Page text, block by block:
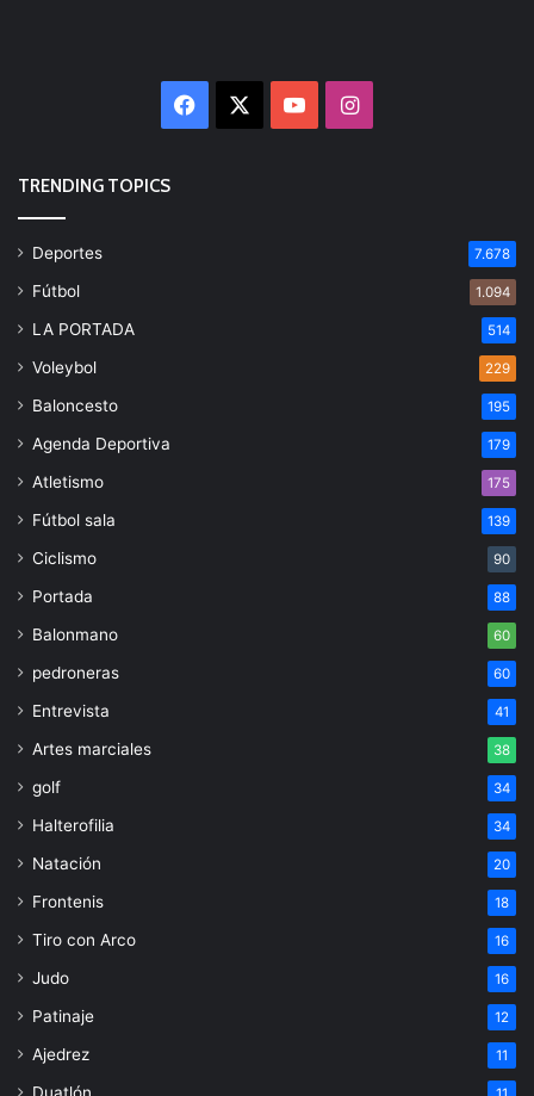
Facebook YouTubeInstagram
TRENDING TOPICS
Deportes 7.678
Fútbol 1.094
LA PORTADA 514
Voleybol 229
Baloncesto 195
Agenda Deportiva 179
Atletismo 175
Fútbol sala 139
Ciclismo 90
Portada 88
Balonmano 60
pedroneras 60
Entrevista 41
Artes marciales 38
golf 34
Halterofilia 34
Natación 20
Frontenis 18
Tiro con Arco 16
Judo 16
Patinaje 12
Ajedrez 11
Duatlón